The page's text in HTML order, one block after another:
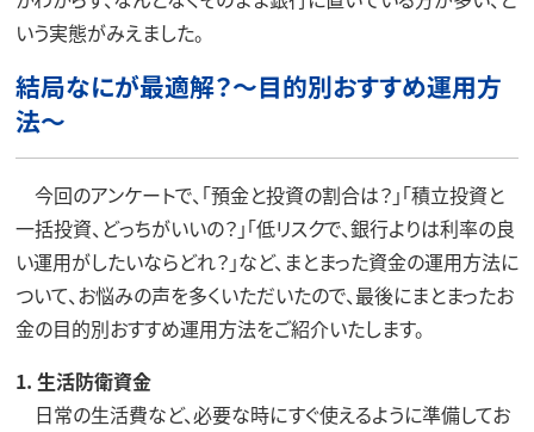
いう実態がみえました。
結局なにが最適解？～目的別おすすめ運用方
法～
今回のアンケートで、「預金と投資の割合は？」「積立投資と
一括投資、どっちがいいの？」「低リスクで、銀行よりは利率の良
い運用がしたいならどれ？」など、まとまった資金の運用方法に
ついて、お悩みの声を多くいただいたので、最後にまとまったお
金の目的別おすすめ運用方法をご紹介いたします。
1. 生活防衛資金
日常の生活費など、必要な時にすぐ使えるように準備してお